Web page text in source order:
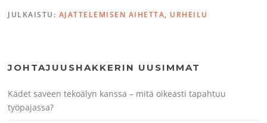
JULKAISTU: AJATTELEMISEN AIHETTA, URHEILU
JOHTAJUUSHAKKERIN UUSIMMAT
Kädet saveen tekoälyn kanssa – mitä oikeasti tapahtuu
työpajassa?